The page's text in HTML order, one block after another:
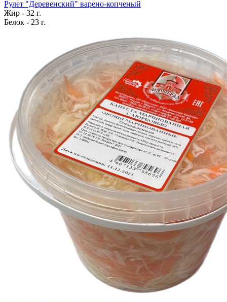
Рулет "Деревенский" варено-копченый
Жир - 32 г.
Белок - 23 г.